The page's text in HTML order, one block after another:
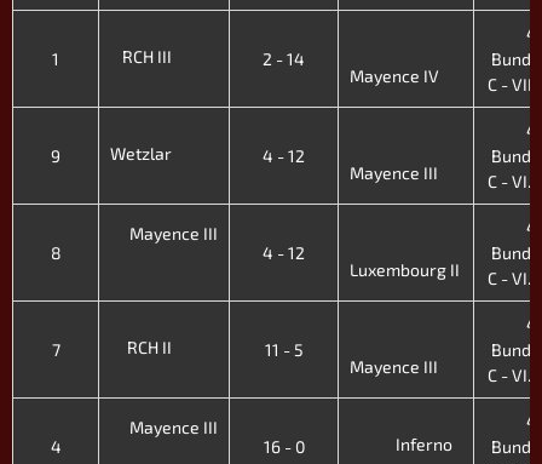
1 RCH III 2 - 14
Mayence IV
4.
C - VII.
9 Wetzlar 4 - 12
Mayence III
4.
C - VI.
8
Mayence III
4 - 12
Luxembourg II
4.
C - VI.
7 RCH II 11 - 5
Mayence III
4.
C - VI.
4
Mayence III
16 - 0
Inferno
4.